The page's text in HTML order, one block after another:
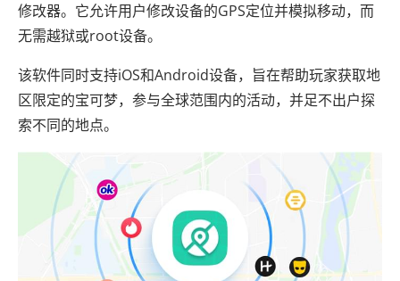
修改器。它允许用户修改设备的GPS定位并模拟移动，而
无需越狱或root设备。
该软件同时支持iOS和Android设备，旨在帮助玩家获取地
区限定的宝可梦，参与全球范围内的活动，并足不出户探
索不同的地点。